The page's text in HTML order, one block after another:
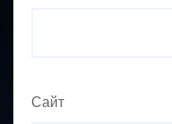
Сайт